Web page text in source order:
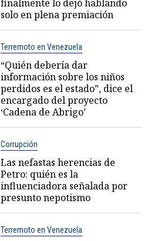
finalmente lo dejó hablando
solo en plena premiación
Terremoto en Venezuela
“Quién debería dar
información sobre los niños
perdidos es el estado”, dice el
encargado del proyecto
‘Cadena de Abrigo’
Corrupción
Las nefastas herencias de
Petro: quién es la
influenciadora señalada por
presunto nepotismo
Terremoto en Venezuela